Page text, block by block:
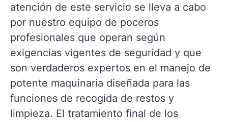
atención de este servicio se lleva a cabo
por nuestro equipo de poceros
profesionales que operan según
exigencias vigentes de seguridad y que
son verdaderos expertos en el manejo de
potente maquinaria diseñada para las
funciones de recogida de restos y
limpieza. El tratamiento final de los